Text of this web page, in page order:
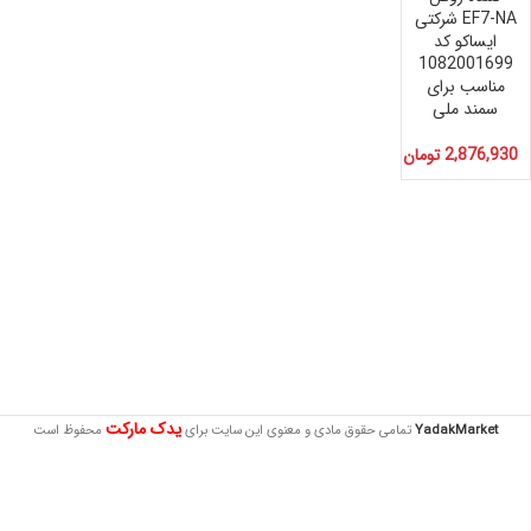
EF7-NA شرکتی
ایساکو کد
1082001699
مناسب برای
سمند ملی
2,876,930تومان
YadakMarketتمامی حقوق مادی و معنوی این سایت براییدک مارکت محفوظ است